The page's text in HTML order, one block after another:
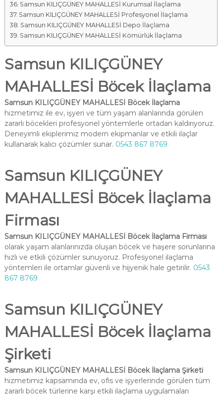
Samsun KILIÇGÜNEY MAHALLESİ Kurumsal İlaçlama
Samsun KILIÇGÜNEY MAHALLESİ Profesyonel İlaçlama
Samsun KILIÇGÜNEY MAHALLESİ Depo İlaçlama
Samsun KILIÇGÜNEY MAHALLESİ Kömürlük İlaçlama
Samsun KILIÇGÜNEY
MAHALLESİ Böcek İlaçlama
Samsun KILIÇGÜNEY MAHALLESİ Böcek İlaçlama
hizmetimiz ile ev, işyeri ve tüm yaşam alanlarında görülen
zararlı böcekleri profesyonel yöntemlerle ortadan kaldırıyoruz.
Deneyimli ekiplerimiz modern ekipmanlar ve etkili ilaçlar
kullanarak kalıcı çözümler sunar. 0543 867 8769
Samsun KILIÇGÜNEY
MAHALLESİ Böcek İlaçlama
Firması
Samsun KILIÇGÜNEY MAHALLESİ Böcek İlaçlama Firması
olarak yaşam alanlarınızda oluşan böcek ve haşere sorunlarına
hızlı ve etkili çözümler sunuyoruz. Profesyonel ilaçlama
yöntemleri ile ortamlar güvenli ve hijyenik hale getirilir. 0543
867 8769
Samsun KILIÇGÜNEY
MAHALLESİ Böcek İlaçlama
Şirketi
Samsun KILIÇGÜNEY MAHALLESİ Böcek İlaçlama Şirketi
hizmetimiz kapsamında ev, ofis ve işyerlerinde görülen tüm
zararlı böcek türlerine karşı etkili ilaçlama uygulamaları